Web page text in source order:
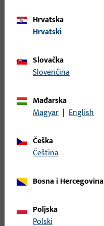
s velikom frekvencijom ljudi.
Hrvatska
Hrvatski
Slovačka
Slovenčina
Mađarska
Magyar | English
Češka
čeština
Bosna i Hercegovina
Poljska
Polski